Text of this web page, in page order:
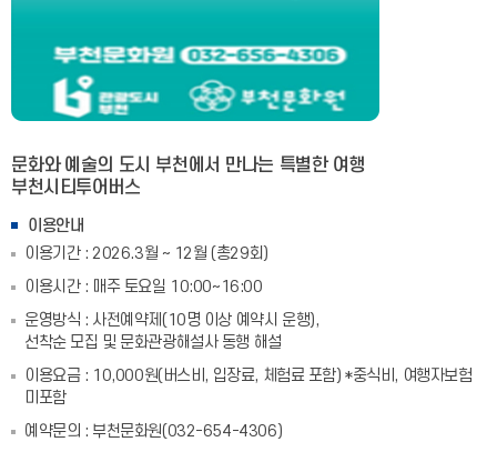
문화와 예술의 도시 부천에서 만나는 특별한 여행
부천시티투어버스
이용안내
이용기간 : 2026.3월 ~ 12월 (총29회)
이용시간 : 매주 토요일 10:00~16:00
운영방식 : 사전예약제(10명 이상 예약시 운행),
선착순 모집 및 문화관광해설사 동행 해설
이용요금 : 10,000원(버스비, 입장료, 체험료 포함) *중식비, 여행자보험
미포함
예약문의 : 부천문화원(032-654-4306)